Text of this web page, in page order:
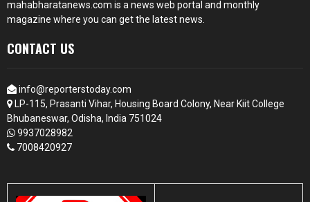
mahabharatanews.com is a news web portal and monthly
magazine where you can get the latest news.
CONTACT US
info@reporterstoday.com
LP-115, Prasanti Vihar, Housing Board Colony, Near Kiit College
Bhubaneswar, Odisha, India 751024
9937028982
7008420927